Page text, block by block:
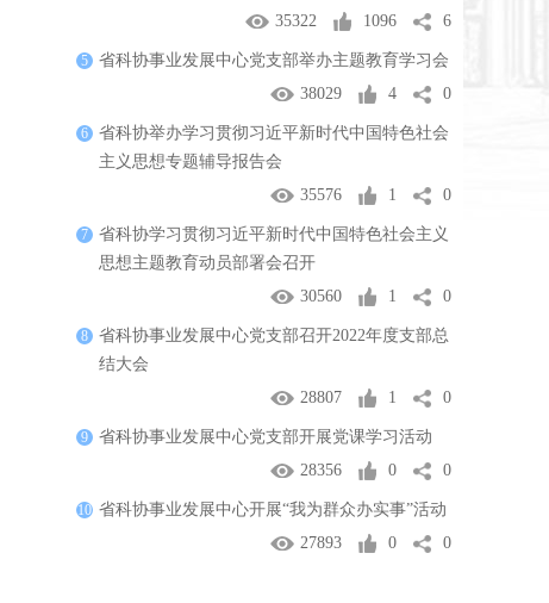
35322
1096 6
5
省科协事业发展中心党支部举办主题教育学习会
38029
4 0
6
省科协举办学习贯彻习近平新时代中国特色社会
主义思想专题辅导报告会
35576
1 0
7
省科协学习贯彻习近平新时代中国特色社会主义
思想主题教育动员部署会召开
30560
1 0
8
省科协事业发展中心党支部召开2022年度支部总
结大会
28807
1 0
9
省科协事业发展中心党支部开展党课学习活动
28356
0 0
10 省科协事业发展中心开展“我为群众办实事”活动
27893
0 0